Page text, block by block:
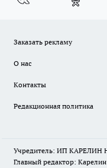
Заказать рекламу
О нас
Контакты
Редакционная политика
Учредитель: ИП КАРЕЛИН
Главный редактор: